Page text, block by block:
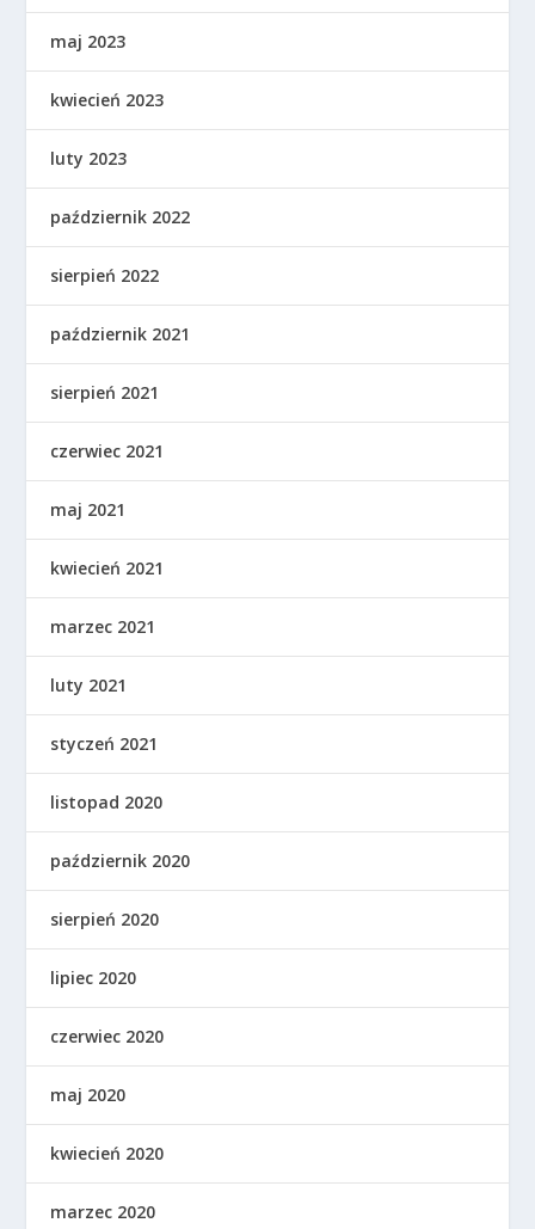
maj 2023
kwiecień 2023
luty 2023
październik 2022
sierpień 2022
październik 2021
sierpień 2021
czerwiec 2021
maj 2021
kwiecień 2021
marzec 2021
luty 2021
styczeń 2021
listopad 2020
październik 2020
sierpień 2020
lipiec 2020
czerwiec 2020
maj 2020
kwiecień 2020
marzec 2020